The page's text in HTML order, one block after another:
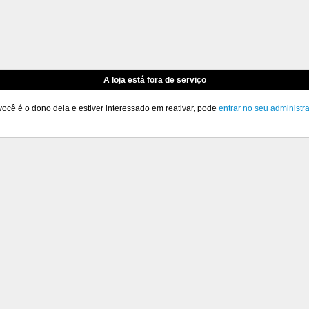
A loja está fora de serviço
é o dono dela e estiver interessado em reativar, pode entrar no seu